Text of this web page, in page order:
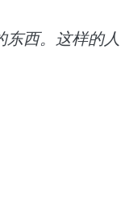
西。这样的人